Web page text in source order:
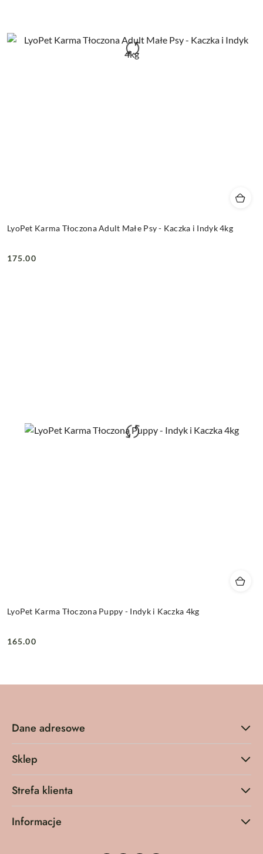
LyoPet Karma Tłoczona Adult Małe Psy - Kaczka i Indyk 4kg
Cena:
175.00
LyoPet Karma Tłoczona Puppy - Indyk i Kaczka 4kg
Cena:
165.00
Dane adresowe
Sklep
Strefa klienta
Informacje